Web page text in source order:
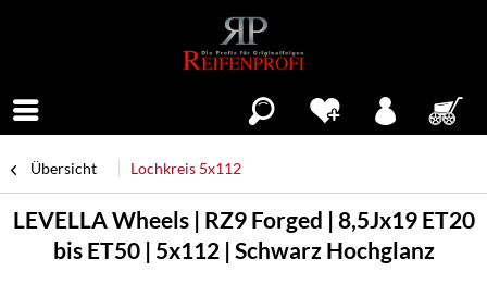
Übersicht Lochkreis 5x112
LEVELLA Wheels | RZ9 Forged | 8,5Jx19 ET20
bis ET50 | 5x112 | Schwarz Hochglanz